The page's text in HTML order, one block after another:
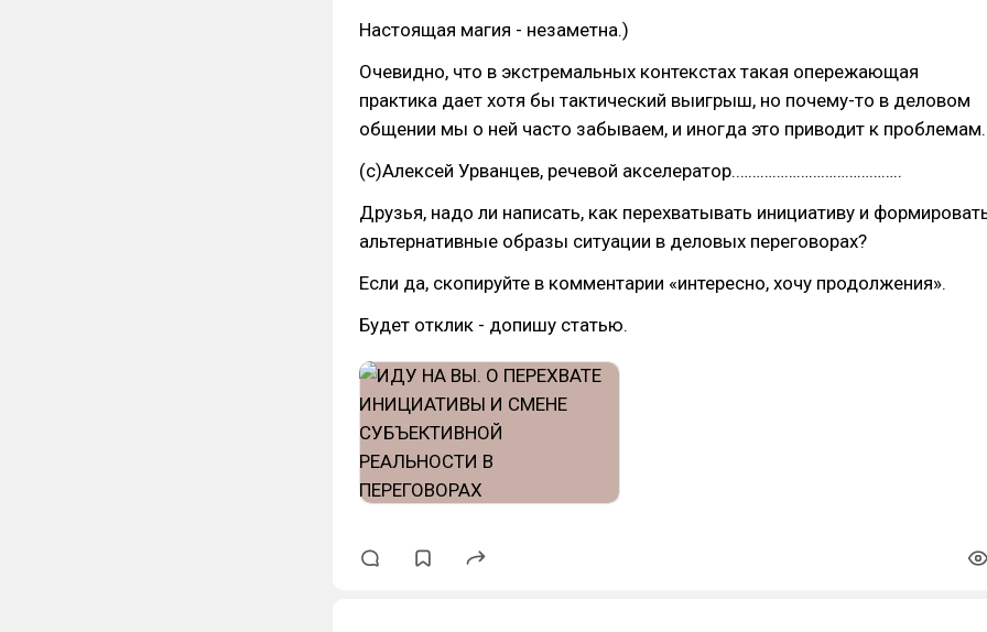
Настоящая магия - незаметна.)
Очевидно, что в экстремальных контекстах такая опережающая
практика дает хотя бы тактический выигрыш, но почему-то в деловом
общении мы о ней часто забываем, и иногда это приводит к проблемам.
(c)Алексей Урванцев, речевой акселератор.…………………………………..
Друзья, надо ли написать, как перехватывать инициативу и
альтернативные образы ситуации в деловых переговорах?
Если да, скопируйте в комментарии «интересно, хочу продолжения».
Будет отклик - допишу статью.